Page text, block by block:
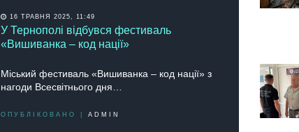
16 ТРАВНЯ 2025, 11:49
У Тернополі відбувся фестиваль
«Вишиванка – код нації»
Міський фестиваль «Вишиванка – код нації» з
нагоди Всесвітнього дня…
ОПУБЛІКОВАНО | ADMIN